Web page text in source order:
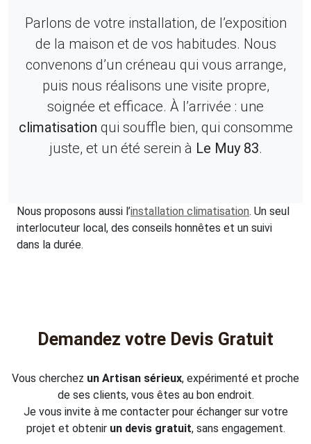
Parlons de votre installation, de l’exposition
de la maison et de vos habitudes. Nous
convenons d’un créneau qui vous arrange,
puis nous réalisons une visite propre,
soignée et efficace. À l’arrivée : une
climatisation qui souffle bien, qui consomme
juste, et un été serein à Le Muy 83.
Nous proposons aussi l’installation climatisation. Un seul
interlocuteur local, des conseils honnêtes et un suivi
dans la durée.
Demandez votre Devis Gratuit
Vous cherchez un Artisan sérieux, expérimenté et proche
de ses clients, vous êtes au bon endroit.
Je vous invite à me contacter pour échanger sur votre
projet et obtenir un devis gratuit, sans engagement.